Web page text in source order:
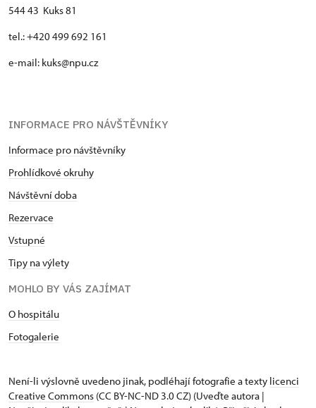
544 43 Kuks 81
tel.: +420 499 692 161
e-mail: kuks@npu.cz
INFORMACE PRO NÁVŠTĚVNÍKY
Informace pro návštěvníky
Prohlídkové okruhy
Návštěvní doba
Rezervace
Vstupné
Tipy na výlety
MOHLO BY VÁS ZAJÍMAT
O hospitálu
Fotogalerie
Není-li výslovně uvedeno jinak, podléhají fotografie a texty licenci
Creative Commons (CC BY-NC-ND 3.0 CZ) (Uveďte autora |